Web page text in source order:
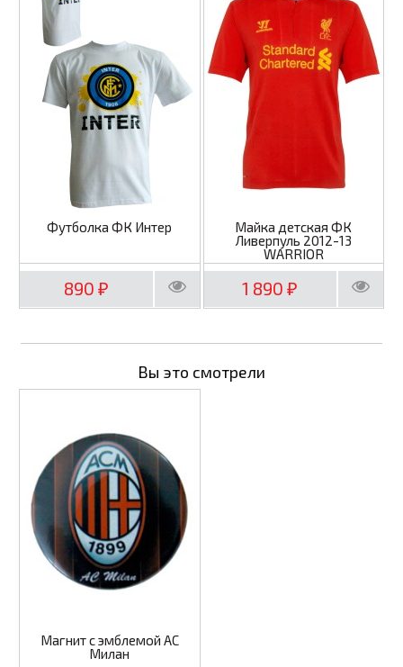
Футболка ФК Интер
890 ₽
Майка детская ФК
Ливерпуль 2012-13
WARRIOR
1 890₽
Вы это смотрели
Магнит с эмблемой AC
Милан